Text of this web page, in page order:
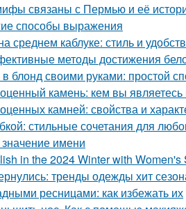
связаны с Пермью и её
способы выражения
среднем каблуке: стиль и
методы достижения
в блонд своими руками: простой
камень: кем вы являетесь
камней: свойства и
стильные сочетания для
имени
in the 2024 Winter with
тренды одежды хит
ресницами: как избежать их